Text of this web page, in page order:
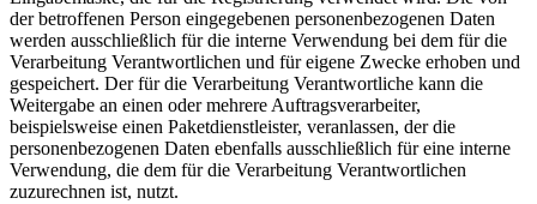
der betroffenen Person eingegebenen personenbezogenen Daten
werden ausschließlich für die interne Verwendung bei dem für die
Verarbeitung Verantwortlichen und für eigene Zwecke erhoben und
gespeichert. Der für die Verarbeitung Verantwortliche kann die
Weitergabe an einen oder mehrere Auftragsverarbeiter,
beispielsweise einen Paketdienstleister, veranlassen, der die
personenbezogenen Daten ebenfalls ausschließlich für eine interne
Verwendung, die dem für die Verarbeitung Verantwortlichen
zuzurechnen ist, nutzt.